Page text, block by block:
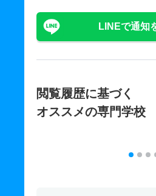
LINEで通知
閲覧履歴に基づく
オススメの専門学校